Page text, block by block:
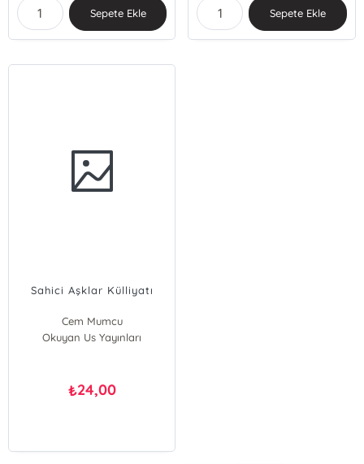
Sepete Ekle Sepete Ekle
Sahici Aşklar Külliyatı
Cem Mumcu
Okuyan Us Yayınları
₺24,00